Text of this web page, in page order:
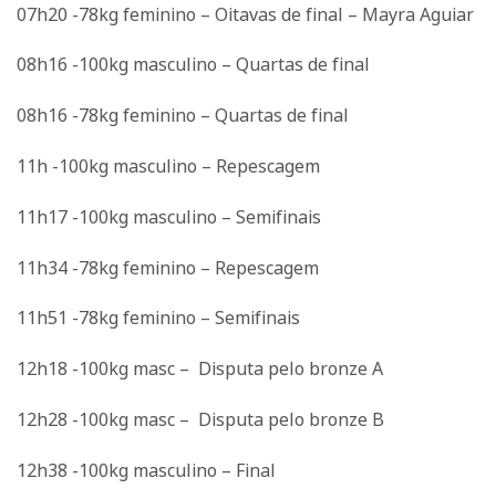
07h20 -78kg feminino – Oitavas de final – Mayra Aguiar
08h16 -100kg masculino – Quartas de final
08h16 -78kg feminino – Quartas de final
11h -100kg masculino – Repescagem
11h17 -100kg masculino – Semifinais
11h34 -78kg feminino – Repescagem
11h51 -78kg feminino – Semifinais
12h18 -100kg masc – Disputa pelo bronze A
12h28 -100kg masc – Disputa pelo bronze B
12h38 -100kg masculino – Final